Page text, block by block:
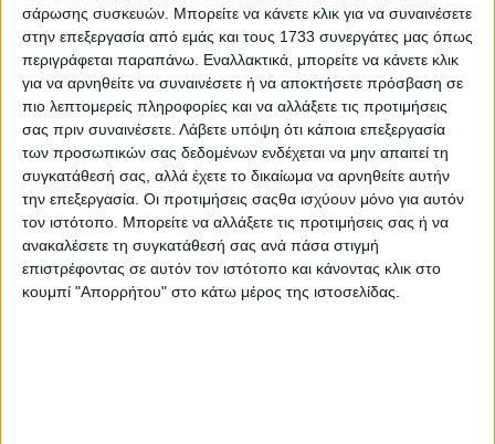
σάρωσης συσκευών. Μπορείτε να κάνετε κλικ για να συναινέσετε
στην επεξεργασία από εμάς και τους 1733 συνεργάτες μας όπως
περιγράφεται παραπάνω. Εναλλακτικά, μπορείτε να κάνετε κλικ
για να αρνηθείτε να συναινέσετε ή να αποκτήσετε πρόσβαση σε
πιο λεπτομερείς πληροφορίες και να αλλάξετε τις προτιμήσεις
σας πριν συναινέσετε. Λάβετε υπόψη ότι κάποια επεξεργασία
των προσωπικών σας δεδομένων ενδέχεται να μην απαιτεί τη
συγκατάθεσή σας, αλλά έχετε το δικαίωμα να αρνηθείτε αυτήν
την επεξεργασία. Οι προτιμήσεις σαςθα ισχύουν μόνο για αυτόν
τον ιστότοπο. Μπορείτε να αλλάξετε τις προτιμήσεις σας ή να
ανακαλέσετε τη συγκατάθεσή σας ανά πάσα στιγμή
επιστρέφοντας σε αυτόν τον ιστότοπο και κάνοντας κλικ στο
κουμπί "Απορρήτου" στο κάτω μέρος της ιστοσελίδας.
ΤΟ ΔΙΚΟ ΣΑΣ ΣΧΟΛΙΟ
Όνομα*
Email*
Σχόλιο*